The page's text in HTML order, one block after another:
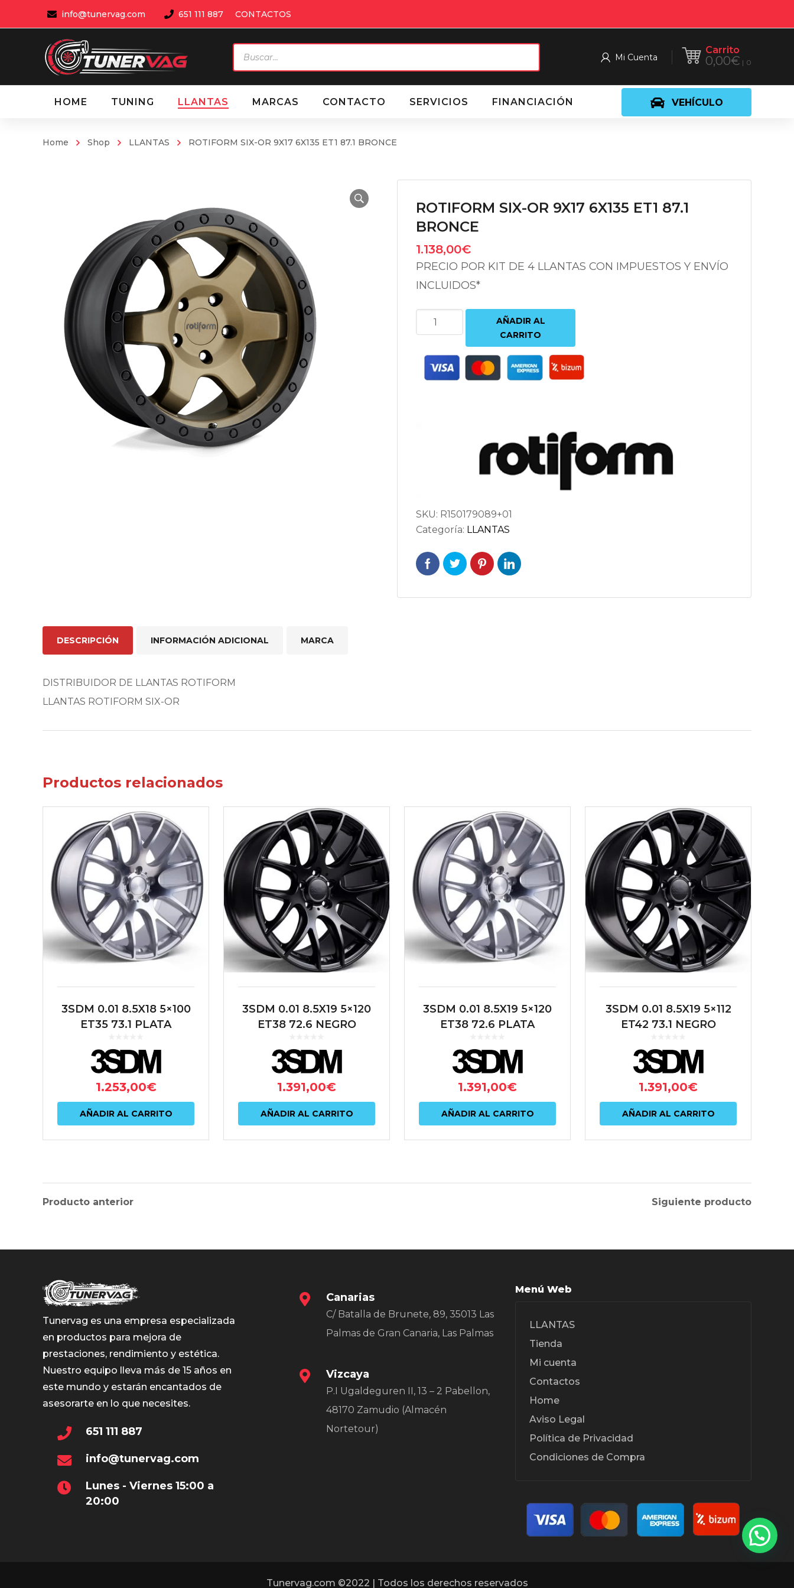
info@tunervag.com 651 111 887 CONTACTOS
Carrito
0,00€ 0
Mi Cuenta
de
productos
VEHÍCULO
HOME TUNING LLANTAS MARCAS CONTACTO SERVICIOS FINANCIACIÓN
Home Shop LLANTAS ROTIFORM SIX-OR 9X17 6X135 ET1 87.1 BRONCE
ROTIFORM SIX-OR 9X17 6X135 ET1 87.1
BRONCE
1.138,00€
PRECIO POR KIT DE 4 LLANTAS CON IMPUESTOS Y ENVÍO
INCLUIDOS*
ROTIFORM
SIX-
9X17
6X135
AÑADIR AL
CARRITO
SKU: R150179089+01
Categoría: LLANTAS
DESCRIPCIÓN INFORMACIÓN ADICIONAL MARCA
DISTRIBUIDOR DE LLANTAS ROTIFORM
LLANTAS ROTIFORM SIX-OR
Productos relacionados
3SDM 0.01 8.5X18 5×100
ET35 73.1 PLATA
1.253,00€
AÑADIR AL CARRITO
3SDM 0.01 8.5X19 5×120
ET38 72.6 NEGRO
1.391,00€
AÑADIR AL CARRITO
3SDM 0.01 8.5X19 5×120
ET38 72.6 PLATA
1.391,00€
AÑADIR AL CARRITO
3SDM 0.01 8.5X19 5×112
ET42 73.1 NEGRO
1.391,00€
AÑADIR AL CARRITO
Producto anterior Siguiente producto
Tunervag es una empresa especializada
en productos para mejora de
prestaciones, rendimiento y estética.
Nuestro equipo lleva más de 15 años en
este mundo y estarán encantados de
asesorarte en lo que necesites.
651 111 887
info@tunervag.com
Lunes - Viernes 15:00 a
20:00
Canarias
C/ Batalla de Brunete, 89, 35013 Las
Palmas de Gran Canaria, Las Palmas
Vizcaya
P.I Ugaldeguren II, 13 – 2 Pabellon,
48170 Zamudio (Almacén
Nortetour)
Menú Web
LLANTAS
Tienda
Mi cuenta
Contactos
Home
Aviso Legal
Política de Privacidad
Condiciones de Compra
Tunervag.com ©2022 | Todos los derechos reservados